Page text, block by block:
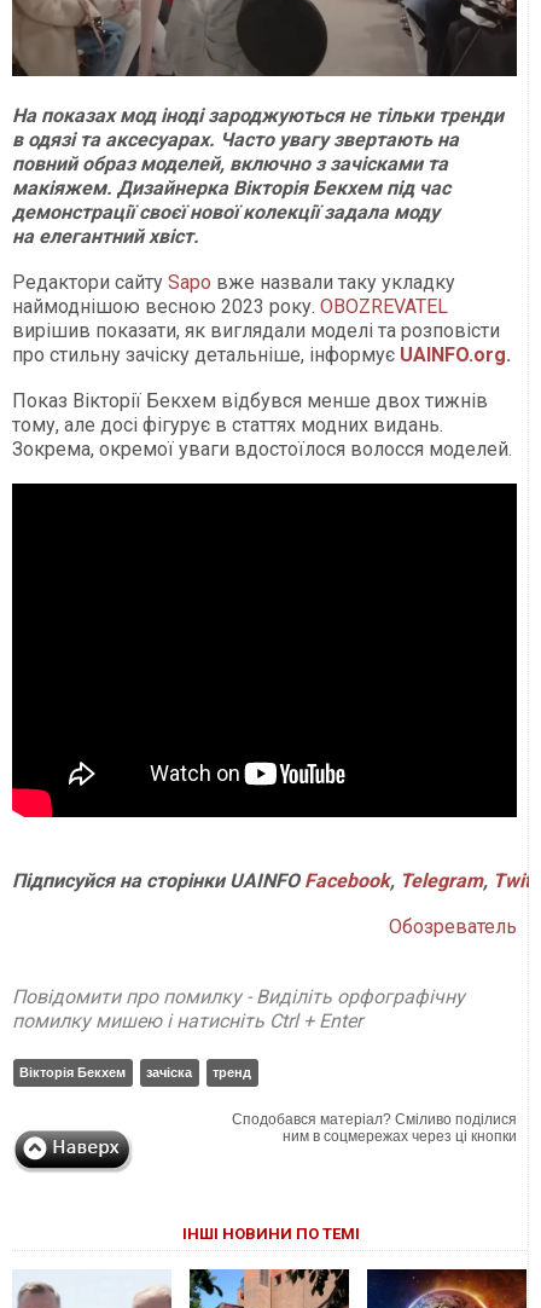
На показах мод іноді зароджуються не тільки тренди
в одязі та аксесуарах. Часто увагу звертають на
повний образ моделей, включно з зачісками та
макіяжем. Дизайнерка Вікторія Бекхем під час
демонстрації своєї нової колекції задала моду
на елегантний хвіст.
Редактори сайту Sapo вже назвали таку укладку
наймоднішою весною 2023 року. OBOZREVATEL
вирішив показати, як виглядали моделі та розповісти
про стильну зачіску детальніше, інформує UAINFO.org.
Показ Вікторії Бекхем відбувся менше двох тижнів
тому, але досі фігурує в статтях модних видань.
Зокрема, окремої уваги вдостоїлося волосся моделей.
Підписуйся на сторінки UAINFO Facebook, Telegram,
Обозреватель
Повідомити про помилку - Виділіть орфографічну
помилку мишею і натисніть Ctrl + Enter
Вікторія Бекхем зачіска тренд
Сподобався матеріал? Сміливо поділися
ним в соцмережах через ці кнопки
ІНШІ НОВИНИ ПО ТЕМІ